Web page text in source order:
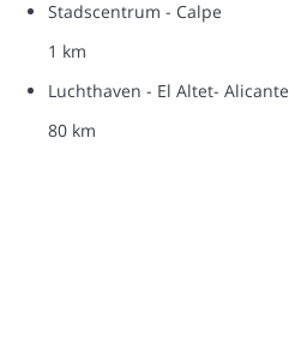
Stadscentrum - Calpe
1 km
Luchthaven - El Altet- Alicante
80 km